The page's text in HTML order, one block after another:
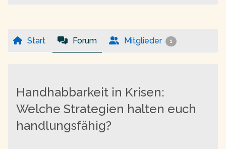
Start Forum Mitglieder 1
Handhabbarkeit in Krisen:
Welche Strategien halten euch
handlungsfähig?